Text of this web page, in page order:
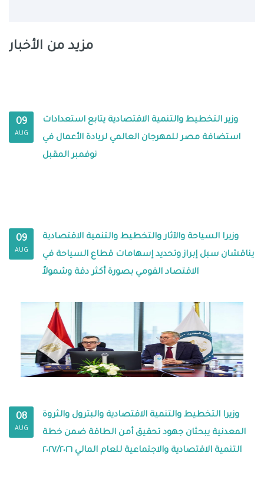
مزيد من الأخبار
09
AUG
وزير التخطيط والتنمية الاقتصادية يتابع استعدادات
استضافة مصر للمهرجان العالمي لريادة الأعمال في
نوفمبر المقبل
09
AUG
وزيرا السياحة والآثار والتخطيط والتنمية الاقتصادية
يناقشان سبل إبراز وتحديد إسهامات قطاع السياحة في
الاقتصاد القومي بصورة أكثر دقة وشمولاً
08
AUG
وزيرا التخطيط والتنمية الاقتصادية والبترول والثروة
المعدنية يبحثان جهود تحقيق أمن الطاقة ضمن خطة
التنمية الاقتصادية والاجتماعية للعام المالي ٢٠٢٧/٢٠٢٦